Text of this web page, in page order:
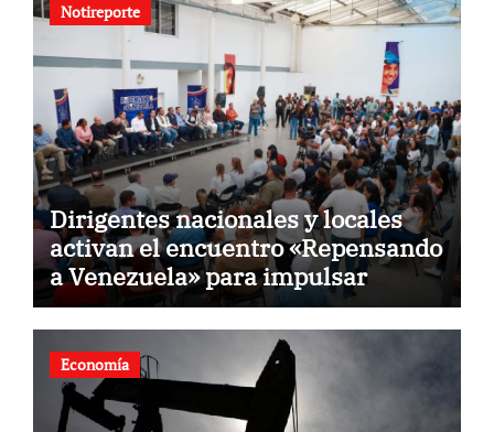
Notireporte
Dirigentes nacionales y locales
activan el encuentro «Repensando
a Venezuela» para impulsar
propuestas desde las
comunidades
Economía